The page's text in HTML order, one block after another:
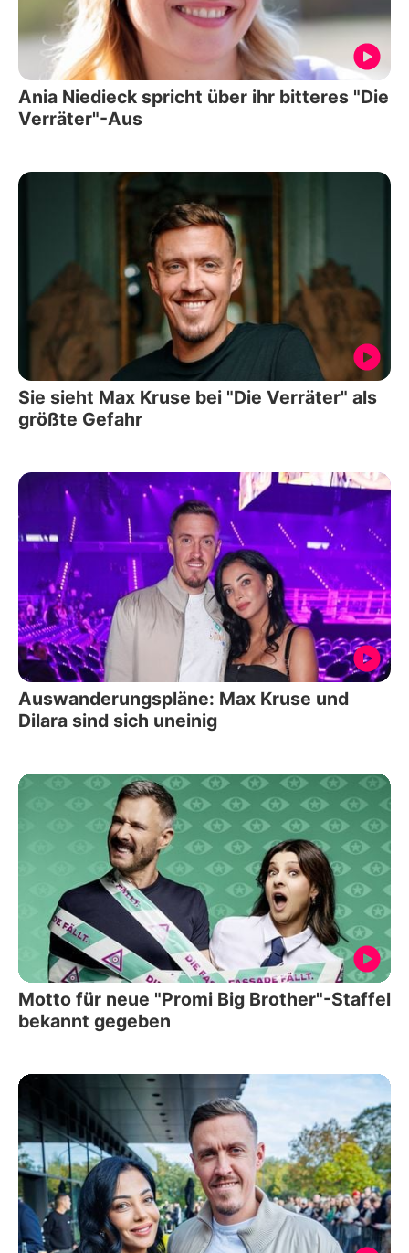
Ania Niedieck spricht über ihr bitteres "Die
Verräter"-Aus
Sie sieht Max Kruse bei "Die Verräter" als
größte Gefahr
Auswanderungspläne: Max Kruse und
Dilara sind sich uneinig
Motto für neue "Promi Big Brother"-Staffel
bekannt gegeben